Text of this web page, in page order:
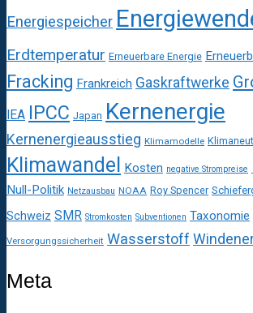
Energiespeicher
Erdtemperatur Erneuerbare Energie
Fracking Frankreich Gaskraftwerke
IEA IPCC Japan Kernenergie
Kernenergieausstieg Klimamodelle
Klimawandel Kosten negative Strompreise
Null-Politik Netzausbau NOAA Roy Spencer
Schweiz SMR Stromkosten Subventionen Taxonomie
Versorgungssicherheit Wasserstoff
Meta